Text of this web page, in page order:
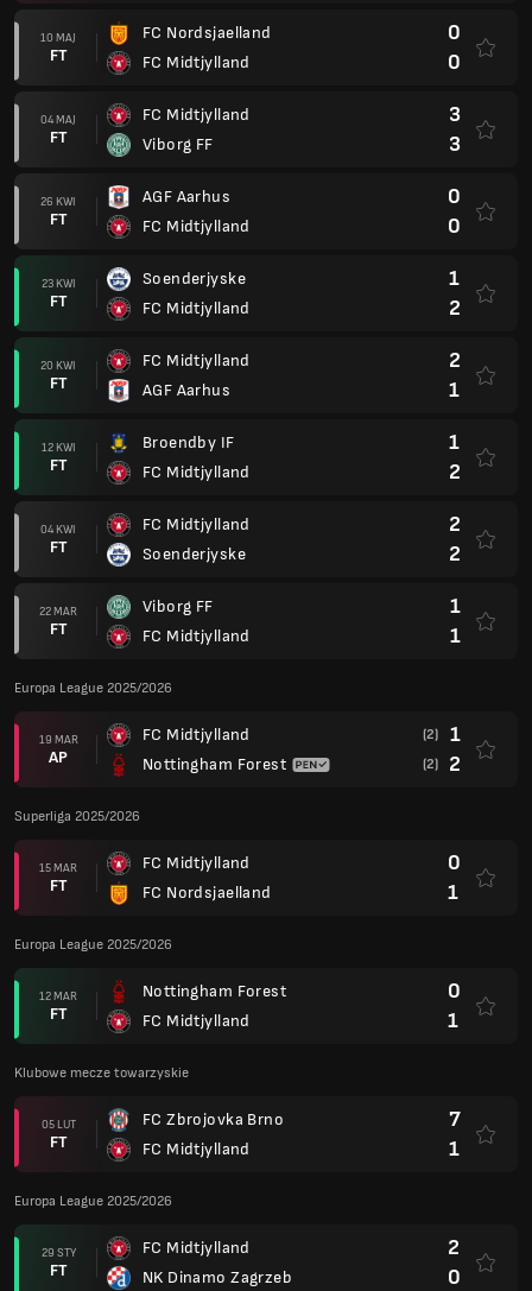
10 MAJ
FT
FC Nordsjaelland
FC Midtjylland
0
0
04 MAJ
FT
FC Midtjylland
Viborg FF
3
3
26 KWI
FT
AGF Aarhus
FC Midtjylland
0
0
23 KWI
FT
Soenderjyske
FC Midtjylland
1
2
20 KWI
FT
FC Midtjylland
AGF Aarhus
2
1
12 KWI
FT
Broendby IF
FC Midtjylland
1
2
04 KWI
FT
FC Midtjylland
Soenderjyske
2
2
22 MAR
FT
Viborg FF
FC Midtjylland
1
1
Europa League 2025/2026
19 MAR
AP
FC Midtjylland
Nottingham Forest
(2) 1
(2) 2
Superliga 2025/2026
15 MAR
FT
FC Midtjylland
FC Nordsjaelland
0
1
Europa League 2025/2026
12 MAR
FT
Nottingham Forest
FC Midtjylland
0
1
Klubowe mecze towarzyskie
05 LUT
FT
FC Zbrojovka Brno
FC Midtjylland
7
1
Europa League 2025/2026
29 STY
FT
FC Midtjylland
NK Dinamo Zagrzeb
2
0